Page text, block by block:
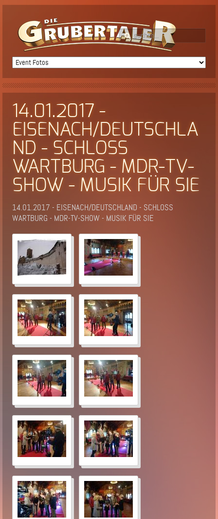
14.01.2017 -
EISENACH/DEUTSCHLA
ND - SCHLOSS
WARTBURG - MDR-TV-
SHOW - MUSIK FÜR SIE
14.01.2017 - EISENACH/DEUTSCHLAND - SCHLOSS
WARTBURG - MDR-TV-SHOW - MUSIK FÜR SIE